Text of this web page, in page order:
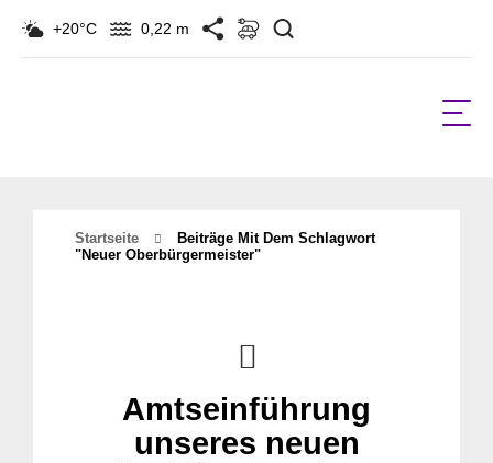
+20°C 0,22 m
Startseite
Beiträge Mit Dem Schlagwort
"neuer Oberbürgermeister"
Amtseinführung
unseres neuen